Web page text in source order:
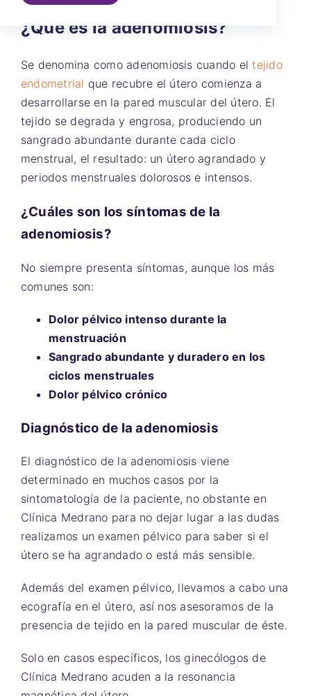
¿Qué es la adenomiosis?
Se denomina como adenomiosis cuando eltejido
endometrial que recubre el útero comienza a
desarrollarse en la pared muscular del útero. El
tejido se degrada y engrosa, produciendo un
sangrado abundante durante cada ciclo
menstrual, el resultado: un útero agrandado y
periodos menstruales dolorosos e intensos.
¿Cuáles son los síntomas de la
adenomiosis?
No siempre presenta síntomas, aunque los más
comunes son:
Dolor pélvico intenso durante la
menstruación
Sangrado abundante y duradero en los
ciclos menstruales
Dolor pélvico crónico
Diagnóstico de la adenomiosis
El diagnóstico de la adenomiosis viene
determinado en muchos casos por la
sintomatología de la paciente, no obstante en
Clínica Medrano para no dejar lugar a las dudas
realizamos un examen pélvico para saber si el
útero se ha agrandado o está más sensible.
Además del examen pélvico, llevamos a cabo una
ecografía en el útero, así nos asesoramos de la
presencia de tejido en la pared muscular de éste.
Solo en casos específicos, los ginecólogos de
Clínica Medrano acuden a la resonancia